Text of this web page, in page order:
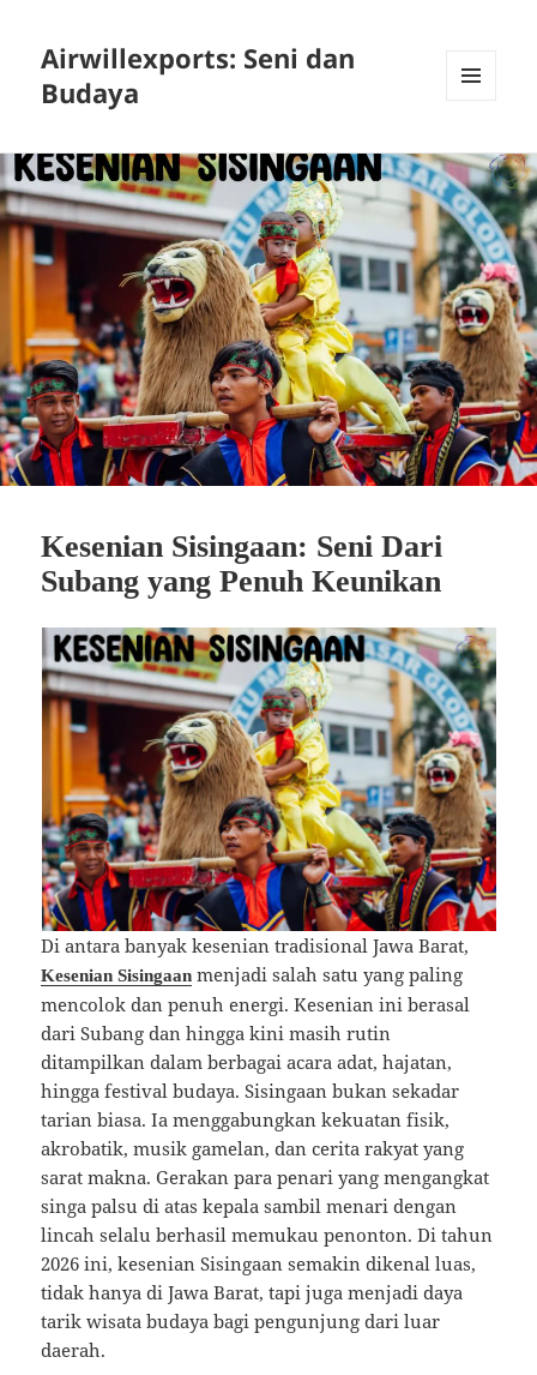
Airwillexports: Seni dan
Budaya
WIDGETS
Kesenian Sisingaan: Seni Dari
Subang yang Penuh Keunikan
Di antara banyak kesenian tradisional Jawa Barat,
Kesenian Sisingaan menjadi salah satu yang paling
mencolok dan penuh energi. Kesenian ini berasal
dari Subang dan hingga kini masih rutin
ditampilkan dalam berbagai acara adat, hajatan,
hingga festival budaya. Sisingaan bukan sekadar
tarian biasa. Ia menggabungkan kekuatan fisik,
akrobatik, musik gamelan, dan cerita rakyat yang
sarat makna. Gerakan para penari yang mengangkat
singa palsu di atas kepala sambil menari dengan
lincah selalu berhasil memukau penonton. Di tahun
2026 ini, kesenian Sisingaan semakin dikenal luas,
tidak hanya di Jawa Barat, tapi juga menjadi daya
tarik wisata budaya bagi pengunjung dari luar
daerah.